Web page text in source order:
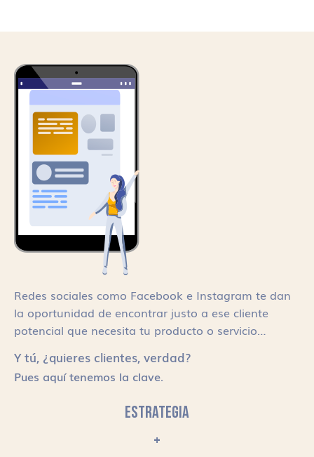
Redes sociales como Facebook e Instagram te dan
la oportunidad de encontrar justo a ese cliente
potencial que necesita tu producto o servicio…
Y tú, ¿quieres clientes, verdad?
Pues aquí tenemos la clave.
ESTRATEGIA
+